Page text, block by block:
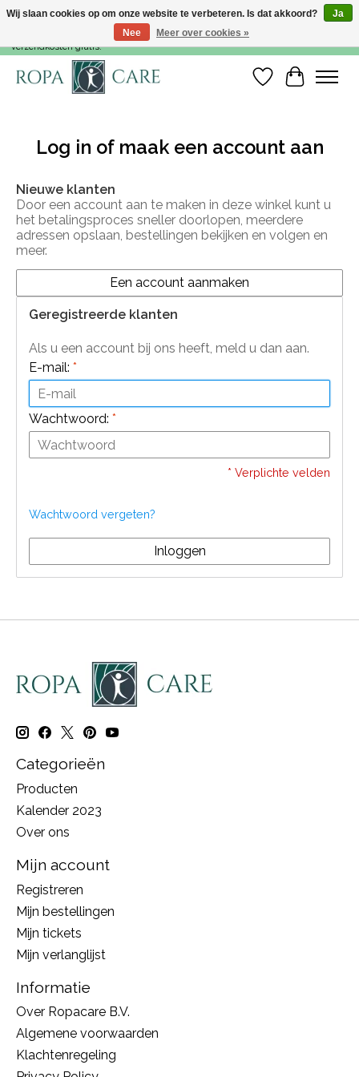
Voor 15:00 besteld, dezelfde werkdag nog verzonden! Vanaf €35,- zijn de
verzendkosten gratis!
Verlanglijst
Log in of maak een account aan
Nieuwe klanten
Door een account aan te maken in deze winkel kunt u
het betalingsproces sneller doorlopen, meerdere
adressen opslaan, bestellingen bekijken en volgen en
meer.
Een account aanmaken
Geregistreerde klanten
Als u een account bij ons heeft, meld u dan aan.
E-mail: *
Wachtwoord: *
* Verplichte velden
Wachtwoord vergeten?
Inloggen
Categorieën
Producten
Kalender 2023
Over ons
Mijn account
Registreren
Mijn bestellingen
Mijn tickets
Mijn verlanglijst
Informatie
Over Ropacare B.V.
Algemene voorwaarden
Klachtenregeling
Wij slaan cookies op om onze website te verbeteren. Is dat akkoord?
Ja
Nee
Meer over cookies »